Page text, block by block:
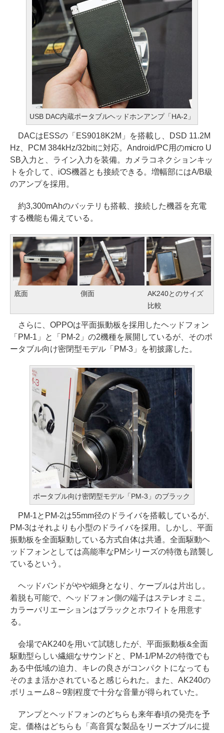
USB DAC内蔵ポータブルヘッドホンアンプ「HA-2」
DACはESSの「ES9018K2M」を搭載し、DSD 11.2M
Hz、PCM 384kHz/32bitに対応。Android/PC用のmicro U
SB入力と、ライン入力を装備。カメラコネクションキッ
トを介して、iOS機器とも接続できる。増幅部にはA/B級
のアンプを採用。
約3,300mAhのバッテリも搭載、接続した機器を充電
する機能も備えている。
底面 側面
AK240とのサイズ
比較
さらに、OPPOは平面振動板を採用したヘッドフォン
「PM-1」と「PM-2」の2機種を展開しているが、そのポ
ータブル向け密閉型モデル「PM-3」を初披露した。
ポータブル向け密閉型モデル「PM-3」のブラック
PM-1とPM-2は55mm径のドライバを搭載しているが、
PM-3はそれよりも小型のドライバを採用。しかし、平面
振動板を全面駆動している方式自体は共通。全面駆動ヘ
ッドフォンとしては高能率なPMシリーズの特徴も踏襲し
ているという。
ヘッドバンドがやや細身となり、ケーブルは片出し。
着脱も可能で、ヘッドフォン側の端子はステレオミニ。
カラーバリエーションはブラックとホワイトを用意す
る。
会場でAK240を用いて試聴したが、平面振動板&全面
駆動型らしい繊細なサウンドと、PM-1/PM-2の特徴でも
ある中低域の迫力、キレの良さがコンパクトになっても
そのまま活かされていると感じられた。また、AK240の
ボリューム8～9割程度で十分な音量が得られていた。
アンプとヘッドフォンのどちらも来年春頃の発売を予
定。価格はどちらも「高音質な製品をリーズナブルに提